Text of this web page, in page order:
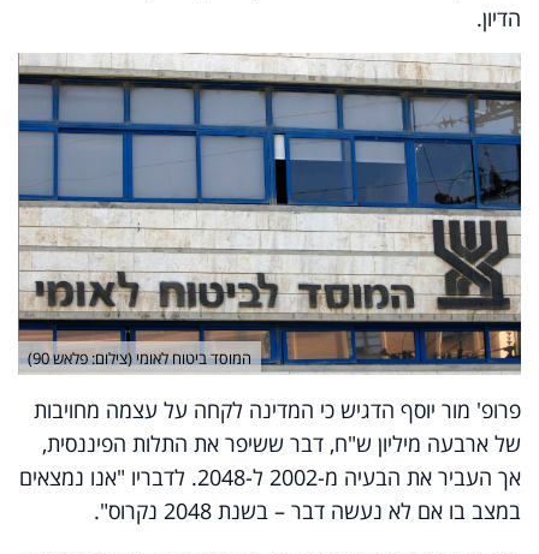
הדיון.
המוסד ביטוח לאומי (צילום: פלאש 90)
פרופ' מור יוסף הדגיש כי המדינה לקחה על עצמה מחויבות
של ארבעה מיליון ש"ח, דבר ששיפר את התלות הפיננסית,
אך העביר את הבעיה מ-2002 ל-2048. לדבריו "אנו נמצאים
במצב בו אם לא נעשה דבר – בשנת 2048 נקרוס".